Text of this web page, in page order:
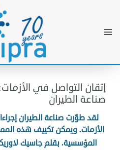
إتقان التواصل في
صناعة الطيران
لقد طوّرت صناعة الطيران
الأزمات. ويمكن تكييف هذه
المؤسسية. بقلم جاسيك